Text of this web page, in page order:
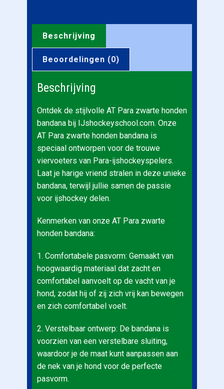
Beschrijving
Beoordelingen (0)
Beschrijving
Ontdek de stijlvolle AT Para zwarte honden
bandana bij IJshockeyschool.com. Onze
AT Para zwarte honden bandana is
speciaal ontworpen voor de trouwe
viervoeters van Para-ijshockeyspelers.
Laat je harige vriend stralen in deze unieke
bandana, terwijl jullie samen de passie
voor ijshockey delen.
Kenmerken van onze AT Para zwarte
honden bandana:
1. Comfortabele pasvorm: Gemaakt van
hoogwaardig materiaal dat zacht en
comfortabel aanvoelt op de vacht van je
hond, zodat hij of zij zich vrij kan bewegen
en zich comfortabel voelt.
2. Verstelbaar ontwerp: De bandana is
voorzien van een verstelbare sluiting,
waardoor je de maat kunt aanpassen aan
de nek van je hond voor de perfecte
pasvorm.